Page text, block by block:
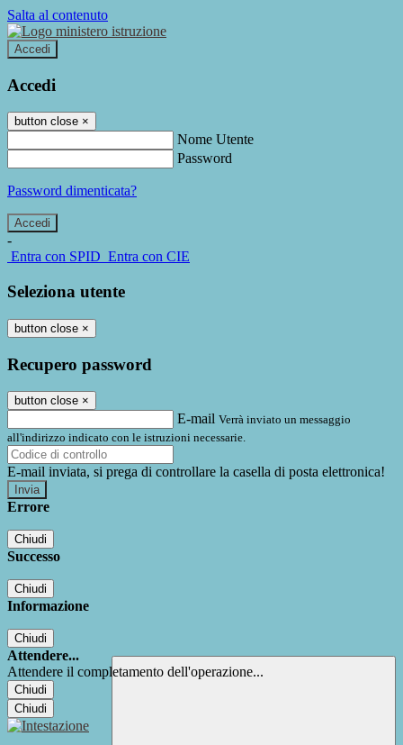
Salta al contenuto
Accedi
Accedi
button close ×
Nome Utente
Password
Password dimenticata?
-
Entra con SPID Entra con CIE
Seleziona utente
button close ×
Recupero password
button close ×
E-mail Verrà inviato un messaggio
all'indirizzo indicato con le istruzioni necessarie.
E-mail inviata, si prega di controllare la casella di posta elettronica!
Errore
Chiudi
Successo
Chiudi
Informazione
Chiudi
Attendere...
Attendere il completamento dell'operazione...
Chiudi
Chiudi